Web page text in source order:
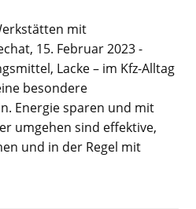
mit
15. Februar 2023 -
Lacke – im Kfz-Alltag
besondere
Energie sparen und mit
umgehen sind effektive,
und in der Regel mit